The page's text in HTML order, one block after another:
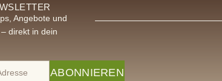
Angebote und
direkt in dein
ABONNIEREN